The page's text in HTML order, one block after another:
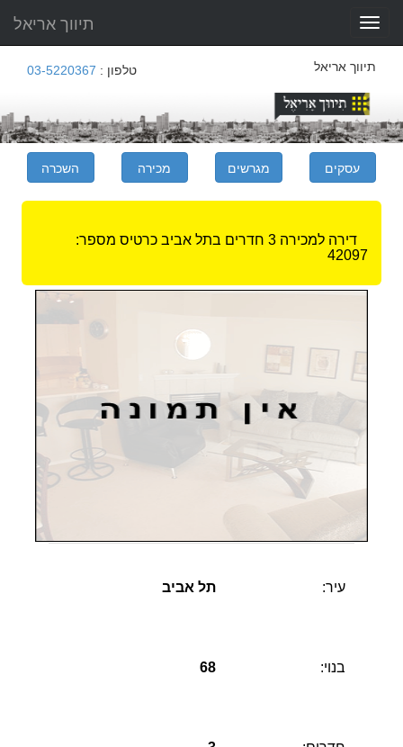
Toggle
navigation
תיווך אריאל
טלפון : 03-5220367 תיווך אריאל
דירה למכירה 3 חדרים בתל אביב
כרטיס מספר:
42097
עיר: תל אביב
בנוי: 68